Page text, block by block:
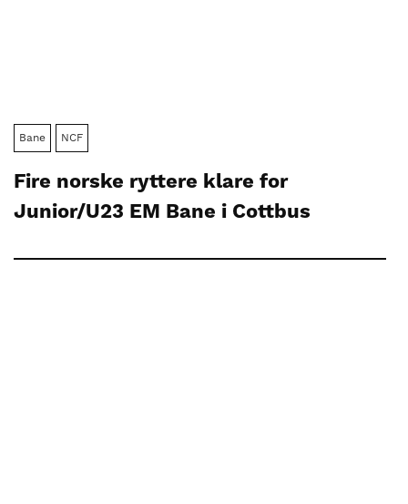
Bane NCF
Fire norske ryttere klare for
Junior/U23 EM Bane i Cottbus